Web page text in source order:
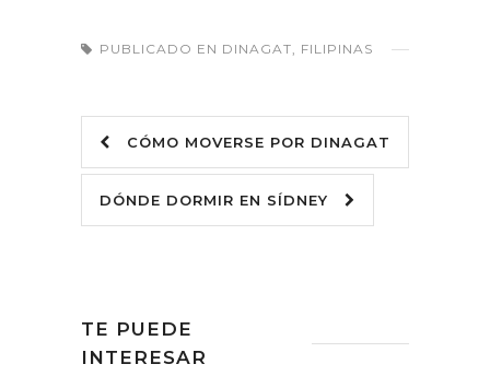
PUBLICADO EN DINAGAT FILIPINAS
CÓMO MOVERSE POR DINAGAT
DÓNDE DORMIR EN SÍDNEY
TE PUEDE
INTERESAR